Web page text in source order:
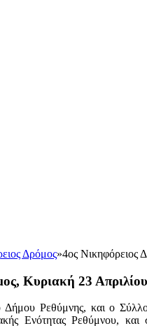
Δρόμος»4ος Νικηφόρειος
Κυριακή 23
Ρεθύμνης, και ο
Ενότητας Ρεθύμνου, και